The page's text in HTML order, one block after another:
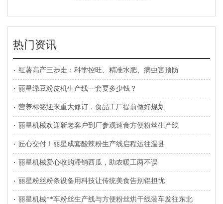
热门资讯
红薯高产三步走：科学控旺、精准水肥、病虫害预防
丽星绿豆粉皮机生产线一套要多少钱？
营养标签迎来重大修订，食品工厂提前做好规划
丽星机械欢迎新老客户到厂参观速食方便粉丝生产线
匠心交付！丽星成套酸辣粉生产线启程运往温县
丽星机械爱心收购滞销西瓜，助农暖工两不误
丽星粉丝粉条设备用科技让传统美食告别铝担忧
丽星机械**车粉丝生产线与方便粉丝烘干线装车发往东北